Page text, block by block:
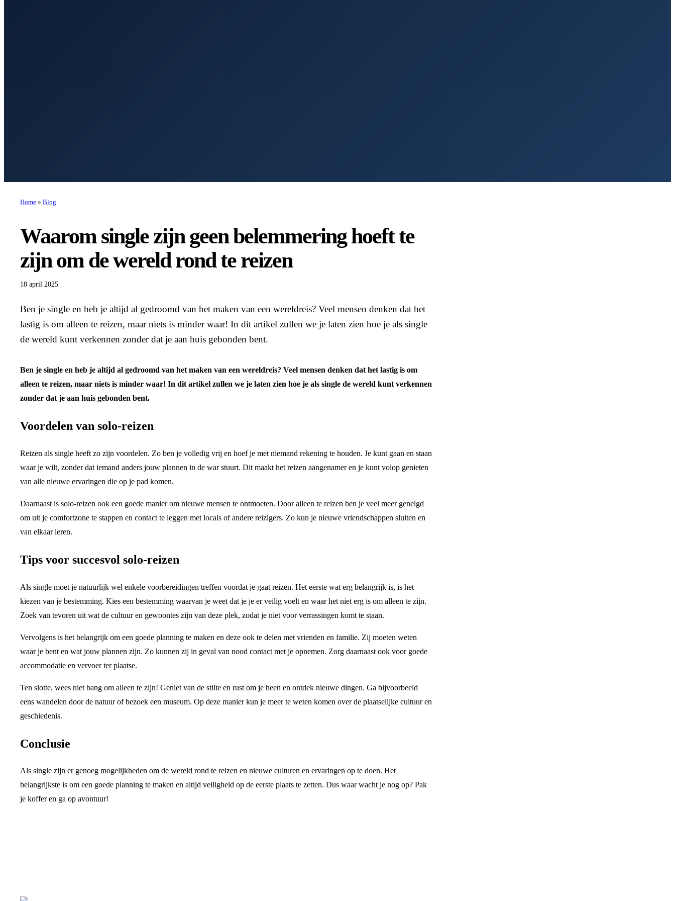
Home » Blog
Waarom single zijn geen belemmering hoeft te
zijn om de wereld rond te reizen
18 april 2025
Ben je single en heb je altijd al gedroomd van het maken van een wereldreis? Veel mensen denken dat het
lastig is om alleen te reizen, maar niets is minder waar! In dit artikel zullen we je laten zien hoe je als single
de wereld kunt verkennen zonder dat je aan huis gebonden bent.
Ben je single en heb je altijd al gedroomd van het maken van een wereldreis? Veel mensen denken dat het lastig is om
alleen te reizen, maar niets is minder waar! In dit artikel zullen we je laten zien hoe je als single de wereld kunt verkennen
zonder dat je aan huis gebonden bent.
Voordelen van solo-reizen
Reizen als single heeft zo zijn voordelen. Zo ben je volledig vrij en hoef je met niemand rekening te houden. Je kunt gaan en staan
waar je wilt, zonder dat iemand anders jouw plannen in de war stuurt. Dit maakt het reizen aangenamer en je kunt volop genieten
van alle nieuwe ervaringen die op je pad komen.
Daarnaast is solo-reizen ook een goede manier om nieuwe mensen te ontmoeten. Door alleen te reizen ben je veel meer geneigd
om uit je comfortzone te stappen en contact te leggen met locals of andere reizigers. Zo kun je nieuwe vriendschappen sluiten en
van elkaar leren.
Tips voor succesvol solo-reizen
Als single moet je natuurlijk wel enkele voorbereidingen treffen voordat je gaat reizen. Het eerste wat erg belangrijk is, is het
kiezen van je bestemming. Kies een bestemming waarvan je weet dat je je er veilig voelt en waar het niet erg is om alleen te zijn.
Zoek van tevoren uit wat de cultuur en gewoontes zijn van deze plek, zodat je niet voor verrassingen komt te staan.
Vervolgens is het belangrijk om een goede planning te maken en deze ook te delen met vrienden en familie. Zij moeten weten
waar je bent en wat jouw plannen zijn. Zo kunnen zij in geval van nood contact met je opnemen. Zorg daarnaast ook voor goede
accommodatie en vervoer ter plaatse.
Ten slotte, wees niet bang om alleen te zijn! Geniet van de stilte en rust om je heen en ontdek nieuwe dingen. Ga bijvoorbeeld
eens wandelen door de natuur of bezoek een museum. Op deze manier kun je meer te weten komen over de plaatselijke cultuur en
geschiedenis.
Conclusie
Als single zijn er genoeg mogelijkheden om de wereld rond te reizen en nieuwe culturen en ervaringen op te doen. Het
belangrijkste is om een goede planning te maken en altijd veiligheid op de eerste plaats te zetten. Dus waar wacht je nog op? Pak
je koffer en ga op avontuur!